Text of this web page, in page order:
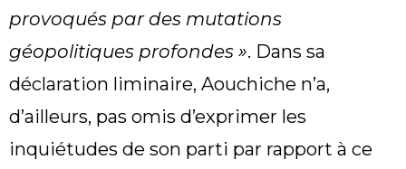
provoqués par des mutations
géopolitiques profondes ». Dans sa
déclaration liminaire, Aouchiche n’a,
d’ailleurs, pas omis d’exprimer les
inquiétudes de son parti par rapport à ce